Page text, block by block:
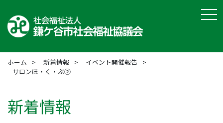
ホーム 新着情報
イベント開催報告
サロンほ・く・ぶ②
新着情報